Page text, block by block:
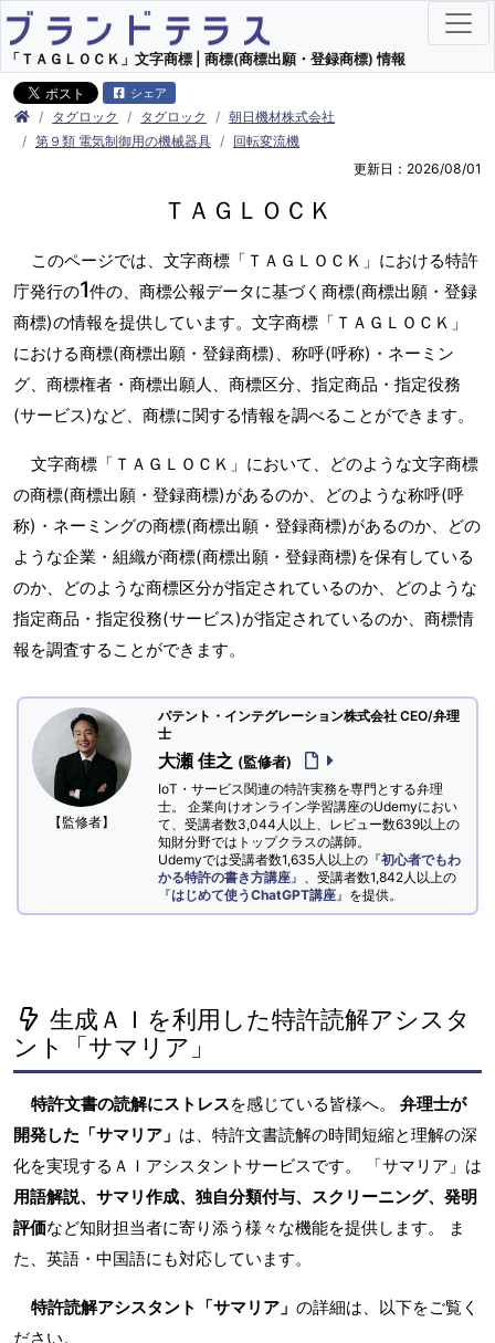
「ＴＡＧＬＯＣＫ」文字商標 | 商標(商標出願・登録商標) 情報
シェア
タグロック タグロック
朝日機材株式会社
第９類 電気制御用の機械器具
回転変流機
更新日：2026/08/01
ＴＡＧＬＯＣＫ
このページでは、文字商標「ＴＡＧＬＯＣＫ」における特許
庁発行の1件の、商標公報データに基づく商標(商標出願・登録
商標)の情報を提供しています。文字商標「ＴＡＧＬＯＣＫ」
における商標(商標出願・登録商標)、称呼(呼称)・ネーミン
グ、商標権者・商標出願人、商標区分、指定商品・指定役務
(サービス)など、商標に関する情報を調べることができます。
文字商標「ＴＡＧＬＯＣＫ」において、どのような文字商標
の商標(商標出願・登録商標)があるのか、どのような称呼(呼
称)・ネーミングの商標(商標出願・登録商標)があるのか、どの
ような企業・組織が商標(商標出願・登録商標)を保有している
のか、どのような商標区分が指定されているのか、どのような
指定商品・指定役務(サービス)が指定されているのか、商標情
報を調査することができます。
【監修者】
パテント・インテグレーション株式会社 CEO/弁理
士
大瀬 佳之 (監修者)
IoT・サービス関連の特許実務を専門とする弁理
士。 企業向けオンライン学習講座のUdemyにおい
て、受講者数3,044人以上、レビュー数639以上の
知財分野ではトップクラスの講師。
Udemyでは受講者数1,635人以上の『初心者でもわ
かる特許の書き方講座 』、受講者数1,842人以上の
『はじめて使うChatGPT講座 』を提供。
生成ＡＩを利用した特許読解アシスタ
ント「サマリア」
特許文書の読解にストレスを感じている皆様へ。 弁理士が
開発した「サマリア」 は、特許文書読解の時間短縮と理解の深
化を実現するＡＩアシスタントサービスです。 「サマリア」は
用語解説、サマリ作成、独自分類付与、スクリーニング、発明
評価など知財担当者に寄り添う様々な機能を提供します。 ま
た、英語・中国語にも対応しています。
特許読解アシスタント「サマリア」 の詳細は、以下をご覧く
ださい。